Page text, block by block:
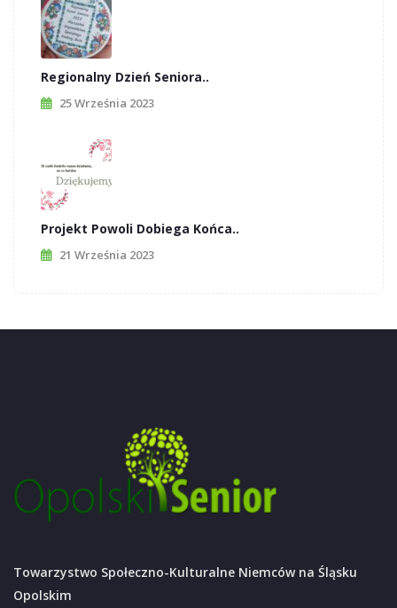
Regionalny Dzień Seniora..
25 Września 2023
Projekt Powoli Dobiega Końca..
21 Września 2023
Towarzystwo Społeczno-Kulturalne Niemców na Śląsku
Opolskim